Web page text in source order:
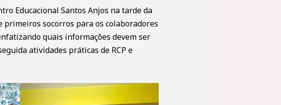
Educacional Santos Anjos na tarde da
socorros para os colaboradores
quais informações devem ser
atividades práticas de RCP e